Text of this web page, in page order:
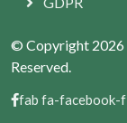
© Copyright 2026
Reserved.
fab fa-facebook-f